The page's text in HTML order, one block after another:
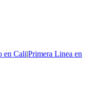
en Cali|Primera Linea en